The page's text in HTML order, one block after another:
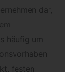
dar,
häufig um
festen